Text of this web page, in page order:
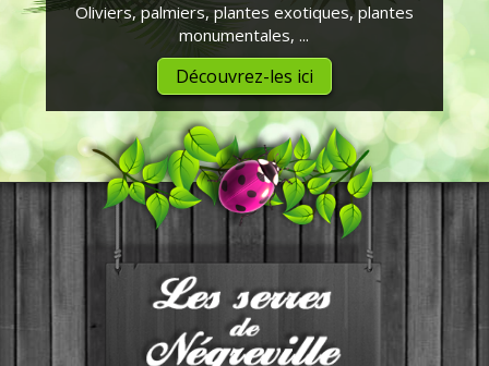
Oliviers, palmiers, plantes exotiques, plantes
monumentales, ...
Découvrez-les ici